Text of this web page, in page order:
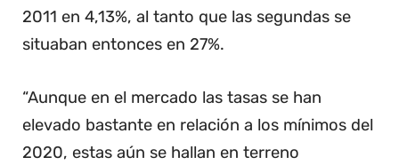
2011 en 4,13%, al tanto que las segundas se
situaban entonces en 27%.
“Aunque en el mercado las tasas se han
elevado bastante en relación a los mínimos del
2020, estas aún se hallan en terreno